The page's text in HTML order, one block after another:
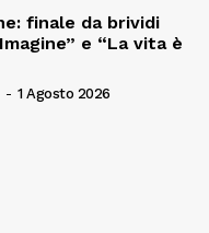
finale da brividi
e “La vita è
- 1 Agosto 2026